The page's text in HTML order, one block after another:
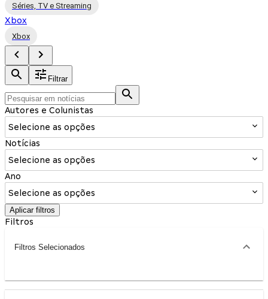
Séries, TV e Streaming
Xbox
Xbox
Filtrar
Autores e Colunistas
Selecione as opções
Notícias
Selecione as opções
Ano
Selecione as opções
Aplicar filtros
Filtros
Filtros Selecionados